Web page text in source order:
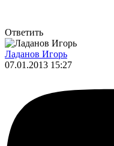
Ответить
Ладанов Игорь
07.01.2013 15:27